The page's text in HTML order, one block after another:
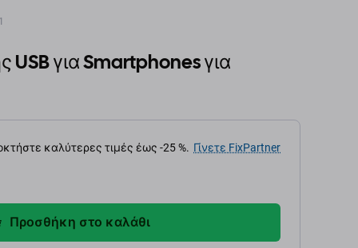
USB για Smartphones για
καλύτερες τιμές έως -25 %. Γίνετε FixPartner
Προσθήκη στο καλάθι